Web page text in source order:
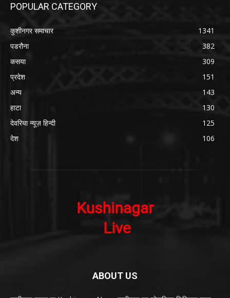
POPULAR CATEGORY
कुशीनगर समाचार
1341
पडरौना
382
कसया
309
प्रदेश
151
अन्य
143
हाटा
130
देवरिया न्यूज़ हिन्दी
125
देश
106
ABOUT US